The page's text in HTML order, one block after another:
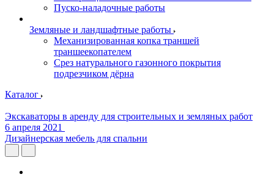
Пуско-наладочные работы
Земляные и ландшафтные работы
Механизированная копка траншей
траншеекопателем
Срез натурального газонного покрытия
подрезчиком дёрна
Каталог
Экскаваторы в аренду для строительных и земляных работ
6 апреля 2021
Дизайнерская мебель для спальни